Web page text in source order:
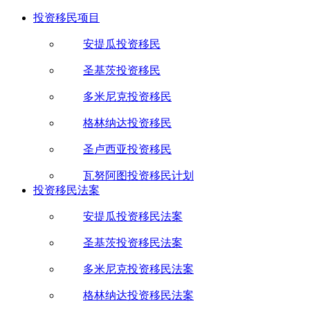
投资移民项目
安提瓜投资移民
圣基茨投资移民
多米尼克投资移民
格林纳达投资移民
圣卢西亚投资移民
瓦努阿图投资移民计划
投资移民法案
安提瓜投资移民法案
圣基茨投资移民法案
多米尼克投资移民法案
格林纳达投资移民法案